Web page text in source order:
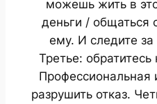
можешь жить в
деньги / общаться
ему. И следите
Третье: обратитесь
разрушить отказ.